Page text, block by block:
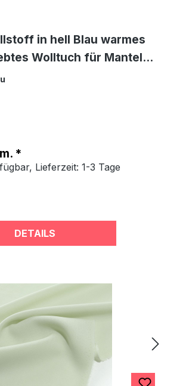
in hell Blau warmes
Wolltuch für Mantel
*
Lieferzeit: 1-3 Tage
DETAILS